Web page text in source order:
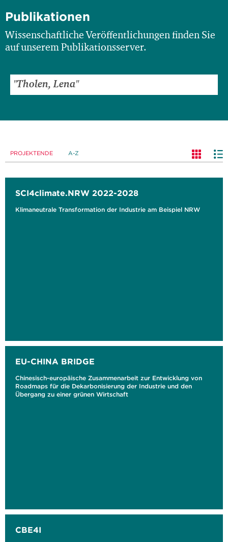
Publikationen
Wissenschaftliche Veröffentlichungen finden Sie
auf unserem Publikationsserver.
PROJEKTENDE A-Z
SCI4climate.NRW 2022-2028
Klimaneutrale Transformation der Industrie am Beispiel NRW
EU-CHINA BRIDGE
Chinesisch-europäische Zusammenarbeit zur Entwicklung von
Roadmaps für die Dekarbonisierung der Industrie und den
Übergang zu einer grünen Wirtschaft
CBE4I